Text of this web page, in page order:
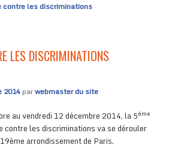
contre les discriminations
LES DISCRIMINATIONS
2014 parwebmaster du site
au vendredi 12 décembre 2014, la 5ème
contre les discriminations va se dérouler
arrondissement de Paris.